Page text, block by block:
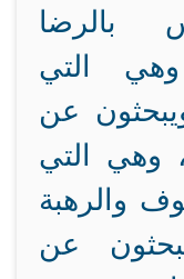
بالرضا
وهي التي
عن
وهي التي
والرهبة
عن